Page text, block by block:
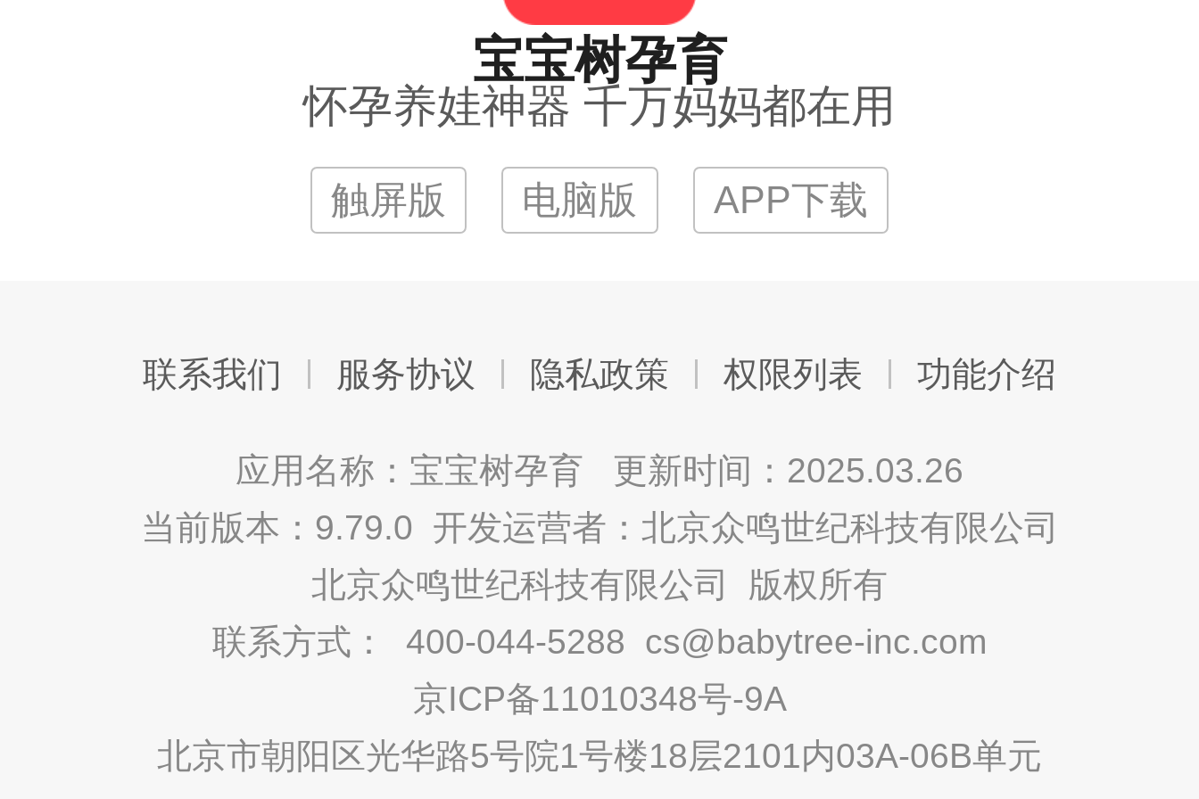
宝宝树孕育
怀孕养娃神器 千万妈妈都在用
触屏版 电脑版 APP下载
联系我们 服务协议 隐私政策 权限列表 功能介绍
应用名称：宝宝树孕育 更新时间：2025.03.26
当前版本：9.79.0 开发运营者：北京众鸣世纪科技有限公司
北京众鸣世纪科技有限公司 版权所有
联系方式： 400-044-5288 cs@babytree-inc.com
京ICP备11010348号-9A
北京市朝阳区光华路5号院1号楼18层2101内03A-06B单元